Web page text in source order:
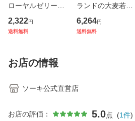
ローヤルゼリーキ
ャンディ 400g ビ
タミンC 女王蜂 ゆ
2,322円
送料無料
ランドの大麦若葉
270g 青汁 有機JA
S ティムさん 食物
6,264円
送料無料
お店の情報
ソーキ公式直営店
お店の評価： 5.0点 (1件)